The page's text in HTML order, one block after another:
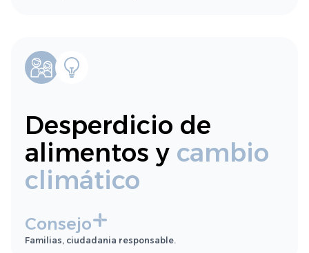
Desperdicio de
alimentos y cambio
climático
Consejo
Familias, ciudadania responsable.